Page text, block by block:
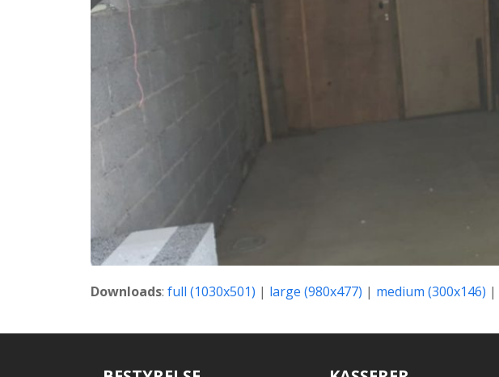
Downloads: full (1030x501) | large (980x477) | medium (300x146) |